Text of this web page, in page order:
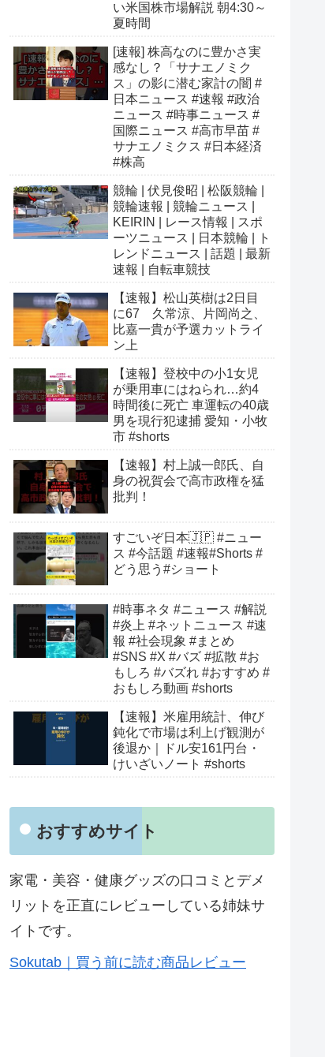
い米国株市場解説 朝4:30～
夏時間
[速報] 株高なのに豊かさ実
感なし？「サナエノミク
ス」の影に潜む家計の闇 #
日本ニュース #速報 #政治
ニュース #時事ニュース #
国際ニュース #高市早苗 #
サナエノミクス #日本経済
#株高
競輪 | 伏見俊昭 | 松阪競輪 |
競輪速報 | 競輪ニュース |
KEIRIN | レース情報 | スポ
ーツニュース | 日本競輪 | ト
レンドニュース | 話題 | 最新
速報 | 自転車競技
【速報】松山英樹は2日目
に67 久常涼、片岡尚之、
比嘉一貴が予選カットライ
ン上
【速報】登校中の小1女児
が乗用車にはねられ…約4
時間後に死亡 車運転の40歳
男を現行犯逮捕 愛知・小牧
市 #shorts
【速報】村上誠一郎氏、自
身の祝賀会で高市政権を猛
批判！
すごいぞ日本🇯🇵 #ニュー
ス #今話題 #速報#Shorts #
どう思う#ショート
#時事ネタ #ニュース #解説
#炎上 #ネットニュース #速
報 #社会現象 #まとめ
#SNS #X #バズ #拡散 #お
もしろ #バズれ #おすすめ #
おもしろ動画 #shorts
【速報】米雇用統計、伸び
鈍化で市場は利上げ観測が
後退か｜ドル安161円台・
けいざいノート #shorts
おすすめサイト
家電・美容・健康グッズの口コミとデメ
リットを正直にレビューしている姉妹サ
イトです。
Sokutab｜買う前に読む商品レビュー